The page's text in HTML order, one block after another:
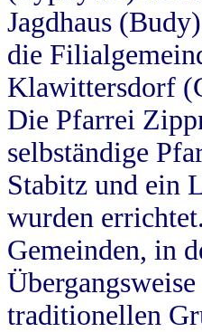
Jagdhaus
die
Klawittersdorf
Die Pfarrei
selbständige
Stabitz und ein
wurden
Gemeinden, in
traditionellen